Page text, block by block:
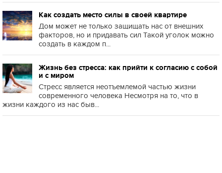
Как создать место силы в своей квартире
Дом может не только защищать нас от внешних
факторов, но и придавать сил Такой уголок можно
создать в каждом п...
Жизнь без стресса: как прийти к согласию с собой
и с миром
Стресс является неотъемлемой частью жизни
современного человека Несмотря на то, что в
жизни каждого из нас быв...